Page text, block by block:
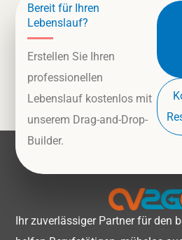
Bereit für Ihren
Lebenslauf?
Erstellen Sie Ihren
professionellen
Lebenslauf kostenlos mit
unserem Drag-and-Drop-
Builder.
Ihr zuverlässiger Partner für den